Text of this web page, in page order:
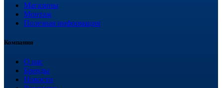
Магазины
Монтаж
Полезная информация
Компания
О нас
Бренды
Новости